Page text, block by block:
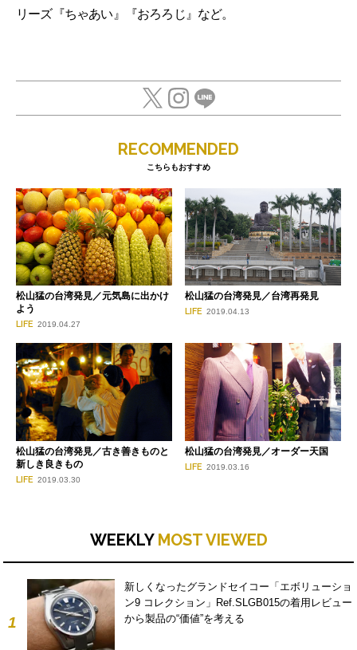
リーズ『ちゃあい』『おろろじ』など。
RECOMMENDED
こちらもおすすめ
松山猛の台湾発見／元気島に出かけ
よう
LIFE 2019.04.27
松山猛の台湾発見／台湾再発見
LIFE 2019.04.13
松山猛の台湾発見／古き善きものと
新しき良きもの
LIFE 2019.03.30
松山猛の台湾発見／オーダー天国
LIFE 2019.03.16
WEEKLY MOST VIEWED
1
新しくなったグランドセイコー「エボリューショ
ン9 コレクション」Ref.SLGB015の着用レビュー
から製品の“価値”を考える